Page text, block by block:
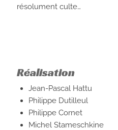
résolument culte…
Réalisation
Jean-Pascal Hattu
Philippe Dutilleul
Philippe Cornet
Michel Stameschkine